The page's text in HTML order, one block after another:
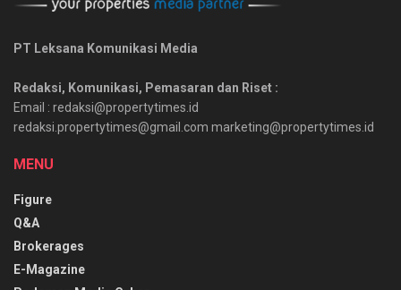
PT Leksana Komunikasi Media
Redaksi, Komunikasi, Pemasaran dan Riset :
Email : redaksi@propertytimes.id
redaksi.propertytimes@gmail.com marketing@propertytimes.id
MENU
Figure
Q&A
Brokerages
E-Magazine